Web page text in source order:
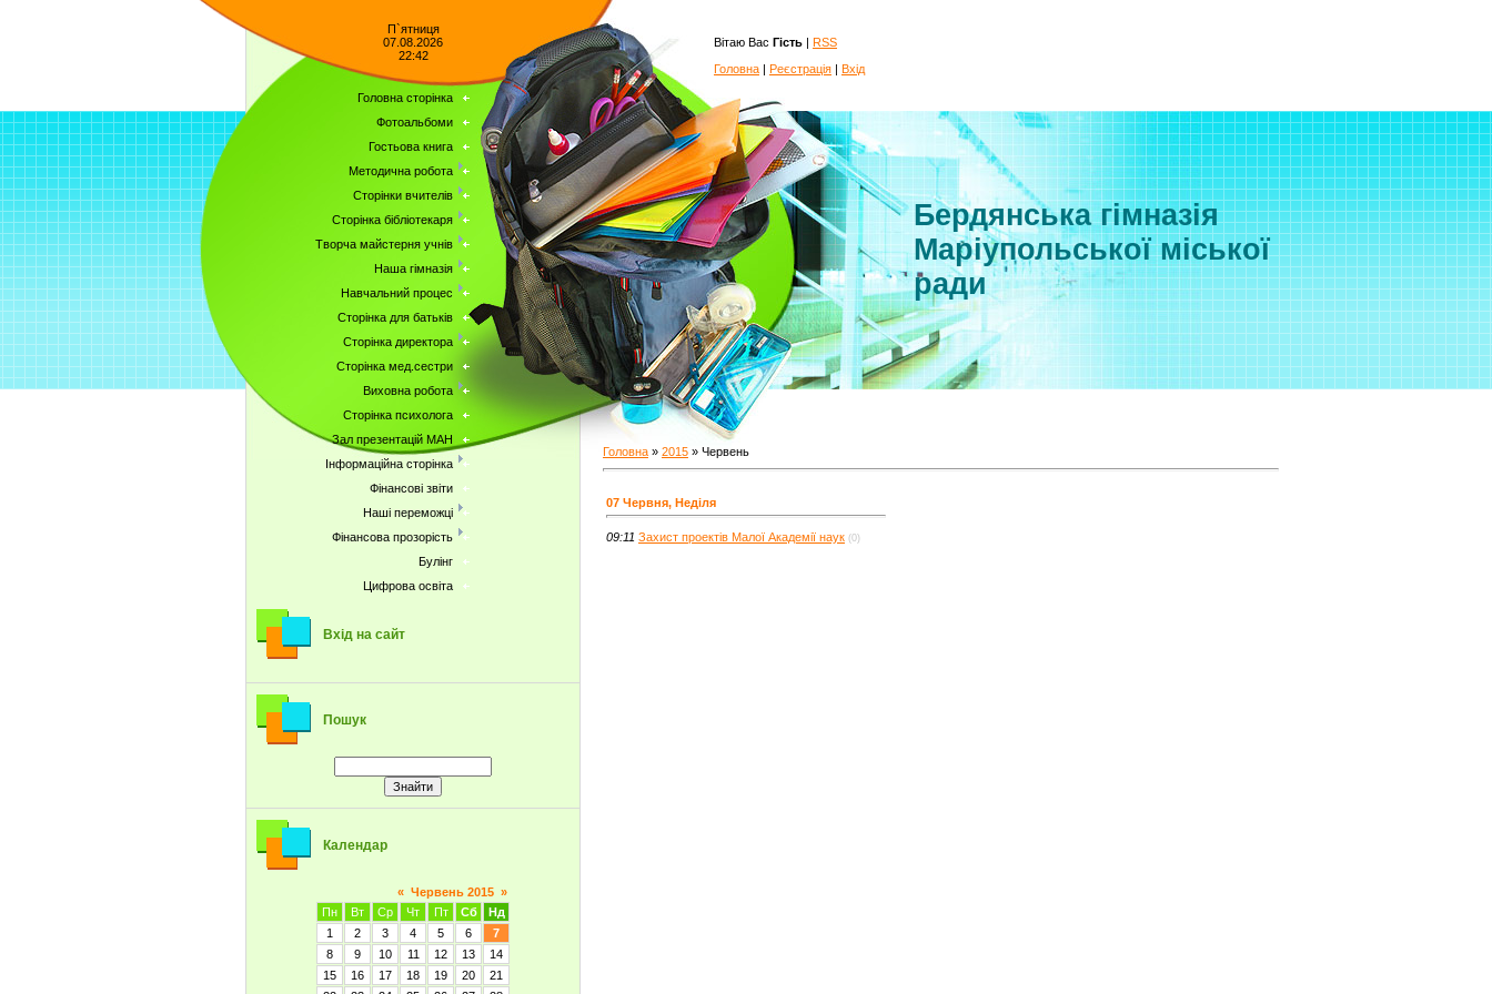
П`ятниця
07.08.2026
22:42
Головна сторінка
Фотоальбоми
Гостьова книга
Методична робота
Сторінки вчителів
Сторінка бібліотекаря
Творча майстерня учнів
Наша гімназія
Навчальний процес
Сторінка для батьків
Сторінка директора
Сторінка мед.сестри
Виховна робота
Сторінка психолога
Зал презентацій МАН
Інформаційна сторінка
Фінансові звіти
Наші переможці
Фінансова прозорість
Булінг
Цифрова освіта
Вхід на сайт
Пошук
Календар
« Червень 2015 »
Пн
Вт Ср Чт Пт Сб
Нд
1
2 3 4 5 6
7
8
9 10 11 12 13
14
15
16 17 18 19 20
21
Вітаю Вас Гість | RSS
Головна | Реєстрація | Вхід
Бердянська гімназія
Маріупольської міської
ради
Головна » 2015 » Червень
07 Червня, Неділя
09:11 Захист проектів Малої Академії наук (0)